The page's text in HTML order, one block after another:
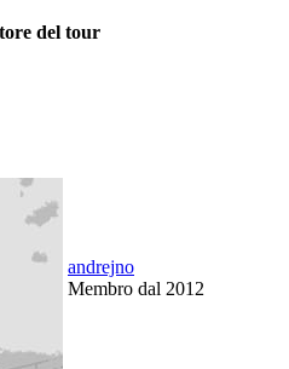
del tour
andrejno
Membro dal 2012